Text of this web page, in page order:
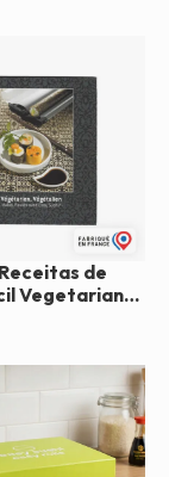
de
Vegetariano